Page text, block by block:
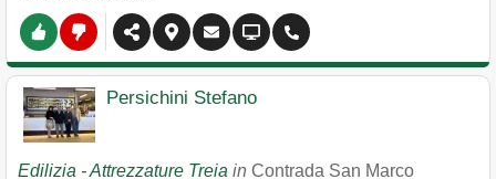
Persichini Stefano
Edilizia - Attrezzature Treia in Contrada San Marco